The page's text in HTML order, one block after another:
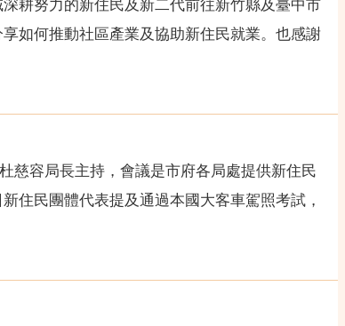
耕努力的新住民及新二代前往新竹縣及臺中市
如何推動社區產業及協助新住民就業。也感謝
慈容局長主持，會議是市府各局處提供新住民
住民團體代表提及通過本國大客車駕照考試，